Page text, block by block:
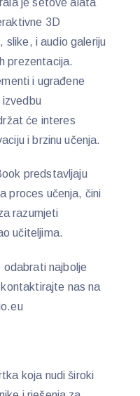
3D
slike, i audio galeriju
prezentacija.
i ugrađene
će interes
i brzinu učenja.
predstavljaju
proces učenja, čini
razumjeti
učiteljima.
najbolje
nas na
koja nudi široki